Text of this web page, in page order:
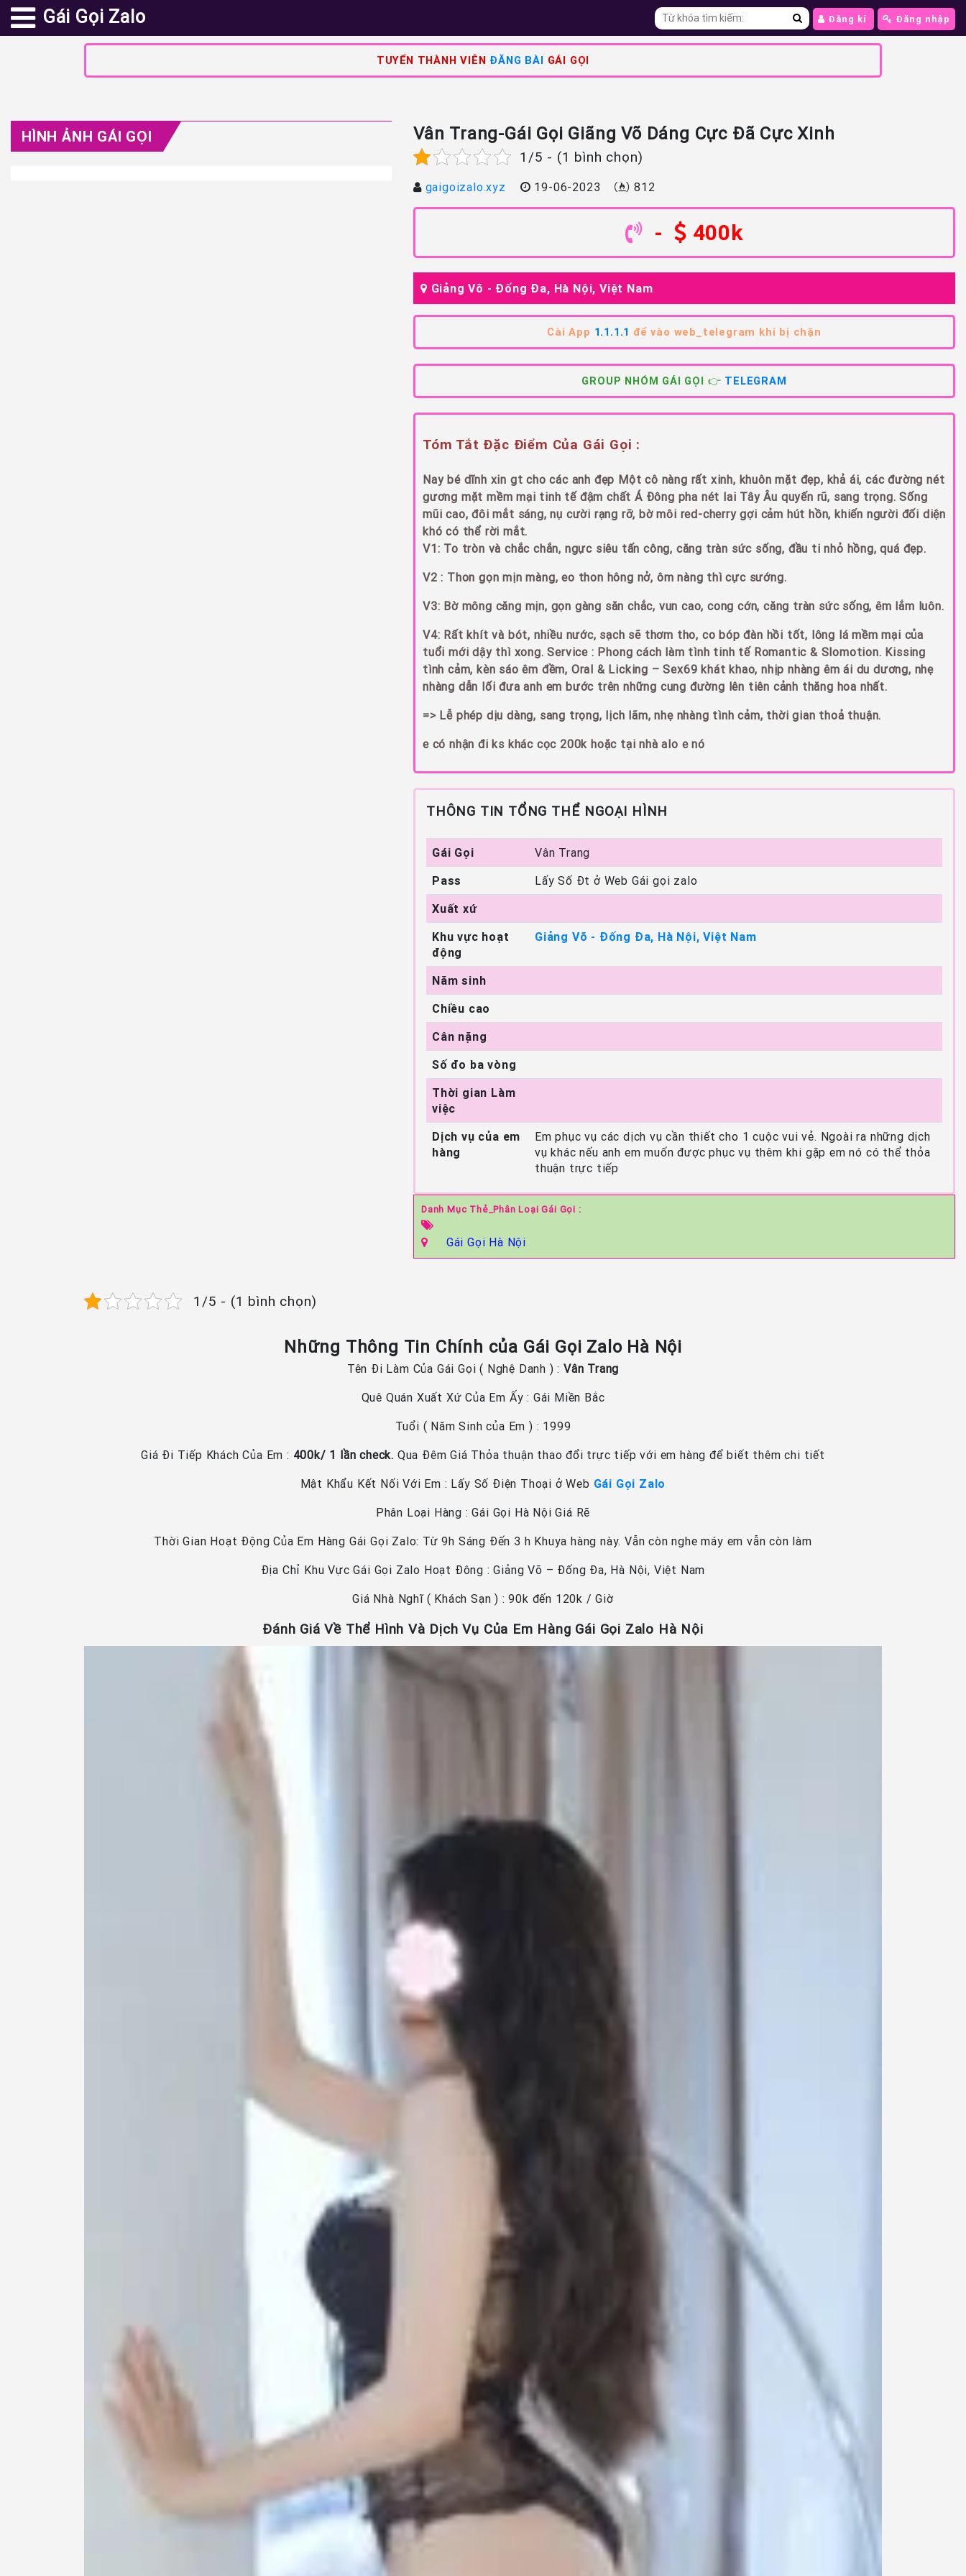
Gái Gọi Zalo Đăng kí Đăng nhập
TUYỂN THÀNH VIÊN ĐĂNG BÀI GÁI GỌI
HÌNH ẢNH GÁI GỌI Vân Trang-Gái Gọi Giãng Võ Dáng Cực Đã Cực Xinh
1/5 - (1 bình chọn)
gaigoizalo.xyz 19-06-2023 812
- 400k
Giảng Võ - Đống Đa, Hà Nội, Việt Nam
Cài App 1.1.1.1 để vào web_telegram khi bị chặn
GROUP NHÓM GÁI GỌI 👉 TELEGRAM
Tóm Tắt Đặc Điểm Của Gái Gọi :
Nay bé dĩnh xin gt cho các anh đẹp Một cô nàng rất xinh, khuôn mặt đẹp, khả ái, các đường nét
gương mặt mềm mại tinh tế đậm chất Á Đông pha nét lai Tây Âu quyến rũ, sang trọng. Sống
mũi cao, đôi mắt sáng, nụ cười rạng rỡ, bờ môi red-cherry gợi cảm hút hồn, khiến người đối diện
khó có thể rời mắt.
V1: To tròn và chắc chắn, ngực siêu tấn công, căng tràn sức sống, đầu ti nhỏ hồng, quá đẹp.
V2 : Thon gọn mịn màng, eo thon hông nở, ôm nàng thì cực sướng.
V3: Bờ mông căng mịn, gọn gàng săn chắc, vun cao, cong cớn, căng tràn sức sống, êm lắm luôn.
V4: Rất khít và bót, nhiều nước, sạch sẽ thơm tho, co bóp đàn hồi tốt, lông lá mềm mại của
tuổi mới dậy thì xong. Service : Phong cách làm tình tinh tế Romantic & Slomotion. Kissing
tình cảm, kèn sáo êm đềm, Oral & Licking – Sex69 khát khao, nhịp nhàng êm ái du dương, nhẹ
nhàng dẫn lối đưa anh em bước trên những cung đường lên tiên cảnh thăng hoa nhất.
=> Lễ phép dịu dàng, sang trọng, lịch lãm, nhẹ nhàng tình cảm, thời gian thoả thuận.
e có nhận đi ks khác cọc 200k hoặc tại nhà alo e nó
THÔNG TIN TỔNG THỂ NGOẠI HÌNH
Gái Gọi
Vân Trang
Pass
Lấy Số Đt ở Web Gái gọi zalo
Xuất xứ
Khu vực hoạt
động
Giảng Võ - Đống Đa, Hà Nội, Việt Nam
Năm sinh
Chiều cao
Cân nặng
Số đo ba vòng
Thời gian Làm
việc
Dịch vụ của em
hàng
Em phục vụ các dịch vụ cần thiết cho 1 cuộc vui vẻ. Ngoài ra những dịch
vụ khác nếu anh em muốn được phục vụ thêm khi gặp em nó có thể thỏa
thuận trực tiếp
Danh Mục Thẻ_Phân Loại Gái Gọi :
Gái Gọi Hà Nội
1/5 - (1 bình chọn)
Những Thông Tin Chính của Gái Gọi Zalo Hà Nội
Tên Đi Làm Của Gái Gọi ( Nghệ Danh ) : Vân Trang
Quê Quán Xuất Xứ Của Em Ấy : Gái Miền Bắc
Tuổi ( Năm Sinh của Em ) : 1999
Giá Đi Tiếp Khách Của Em : 400k/ 1 lần check. Qua Đêm Giá Thỏa thuận thao đổi trực tiếp với em hàng để biết thêm chi tiết
Mật Khẩu Kết Nối Với Em : Lấy Số Điện Thoại ở Web Gái Gọi Zalo
Phân Loại Hàng : Gái Gọi Hà Nội Giá Rẽ
Thời Gian Hoạt Động Của Em Hàng Gái Gọi Zalo: Từ 9h Sáng Đến 3 h Khuya hàng này. Vẫn còn nghe máy em vẫn còn làm
Địa Chỉ Khu Vực Gái Gọi Zalo Hoạt Đông : Giảng Võ – Đống Đa, Hà Nội, Việt Nam
Giá Nhà Nghĩ ( Khách Sạn ) : 90k đến 120k / Giờ
Đánh Giá Về Thể Hình Và Dịch Vụ Của Em Hàng Gái Gọi Zalo Hà Nội